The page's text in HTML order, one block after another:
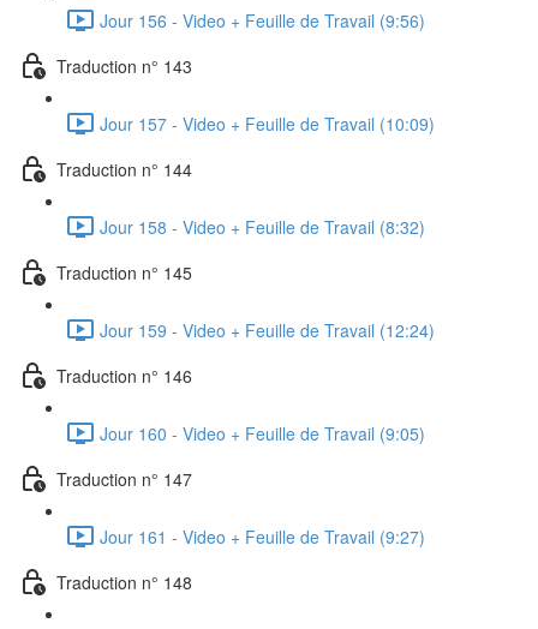
Jour 156 - Video + Feuille de Travail (9:56)
Traduction n° 143
Jour 157 - Video + Feuille de Travail (10:09)
Traduction n° 144
Jour 158 - Video + Feuille de Travail (8:32)
Traduction n° 145
Jour 159 - Video + Feuille de Travail (12:24)
Traduction n° 146
Jour 160 - Video + Feuille de Travail (9:05)
Traduction n° 147
Jour 161 - Video + Feuille de Travail (9:27)
Traduction n° 148